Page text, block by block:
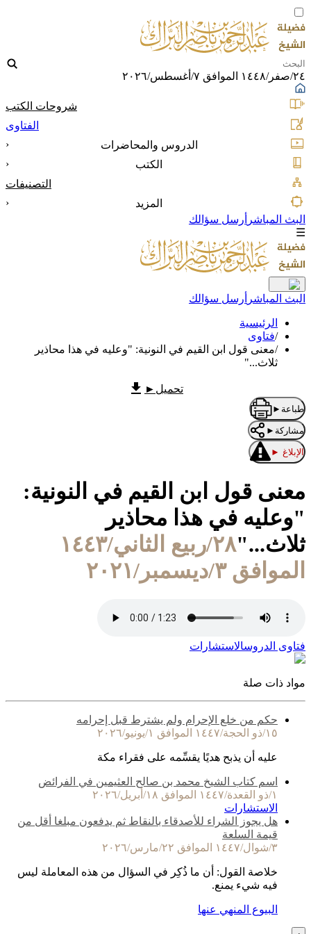
٢٤/صفر/١٤٤٨ الموافق ٧/أغسطس/٢٠٢٦
شروحات الكتب
الفتاوى
الدروس والمحاضرات
‹
الكتب
‹
التصنيفات
المزيد
‹
البث المباشر أرسل سؤالك
☰
البث المباشر أرسل سؤالك
الرئيسية
/فتاوى
/معنى قول ابن القيم في النونية: "وعليه في هذا محاذير
ثلاث..."
تحميل ►
طباعة ►
مشاركة ►
الإبلاغ ►
معنى قول ابن القيم في النونية:
"وعليه في هذا محاذير
ثلاث..."
٢٨/ربيع الثاني/١٤٤٣
الموافق ٣/ديسمبر/٢٠٢١
فتاوى الدروسالاستشارات
مواد ذات صلة
حكم من خلع الإحرام ولم يشترط قبل إحرامه
١٥/ذو الحجة/١٤٤٧ الموافق ١/يونيو/٢٠٢٦
عليه أن يذبح هديًا يقسِّمه على فقراء مكة
اسم كتاب الشيخ محمد بن صالح العثيمين في الفرائض
١/ذو القعدة/١٤٤٧ الموافق ١٨/أبريل/٢٠٢٦
الاستشارات
هل يجوز الشراء للأصدقاء بالنقاط ثم يدفعون مبلغا أقل من
قيمة السلعة
٣/شوال/١٤٤٧ الموافق ٢٢/مارس/٢٠٢٦
خلاصة القول: أن ما ذُكِر في السؤال من هذه المعاملة ليس
فيه شيء يمنع.
البيوع المنهي عنها